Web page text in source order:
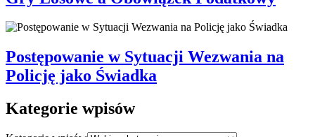
Postępowanie w Sytuacji Wezwania na
Policję jako Świadka
Kategorie wpisów